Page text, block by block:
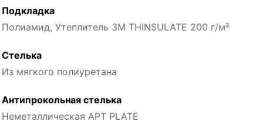
Подкладка
Полиамид, Утеплитель 3M THINSULATE 200 г/м²
Стелька
Из мягкого полиуретана
Антипрокольная стелька
Неметаллическая APT PLATE